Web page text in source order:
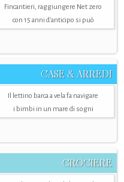
Fincantieri, raggiungere Net zero
con 15 anni d'anticipo si può
CASE & ARREDI
Il lettino barca a vela fa navigare
i bimbi in un mare di sogni
CROCIERE